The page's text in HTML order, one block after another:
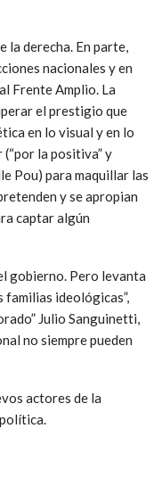
la derecha. En parte,
nacionales y en
Frente Amplio. La
el prestigio que
en lo visual y en lo
la positiva” y
Pou) para maquillar las
y se apropian
captar algún
gobierno. Pero levanta
familias ideológicas”,
Julio Sanguinetti,
no siempre pueden
actores de la